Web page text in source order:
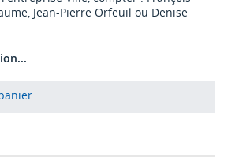
Jean-Pierre Orfeuil ou Denise